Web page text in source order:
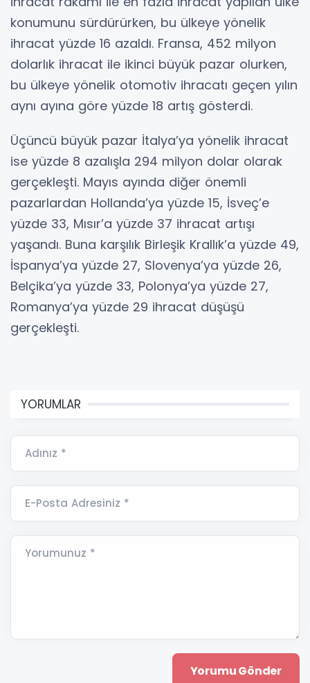
konumunu sürdürürken, bu ülkeye yönelik
ihracat yüzde 16 azaldı. Fransa, 452 milyon
dolarlık ihracat ile ikinci büyük pazar olurken,
bu ülkeye yönelik otomotiv ihracatı geçen yılın
aynı ayına göre yüzde 18 artış gösterdi.
Üçüncü büyük pazar İtalya’ya yönelik ihracat
ise yüzde 8 azalışla 294 milyon dolar olarak
gerçekleşti. Mayıs ayında diğer önemli
pazarlardan Hollanda’ya yüzde 15, İsveç’e
yüzde 33, Mısır’a yüzde 37 ihracat artışı
yaşandı. Buna karşılık Birleşik Krallık’a yüzde 49,
İspanya’ya yüzde 27, Slovenya’ya yüzde 26,
Belçika’ya yüzde 33, Polonya’ya yüzde 27,
Romanya’ya yüzde 29 ihracat düşüşü
gerçekleşti.
YORUMLAR
Adınız *
E-Posta Adresiniz *
Yorumunuz *